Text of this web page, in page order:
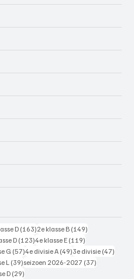
D (163)163 posts
2e klasse B (149)
D(123)123 posts
4e klasse E (119)
G (57)57 posts
4e divisie A (49)49 posts
3e divisie (47)
L (39)39 posts
seizoen 2026-2027 (37)
D (29)